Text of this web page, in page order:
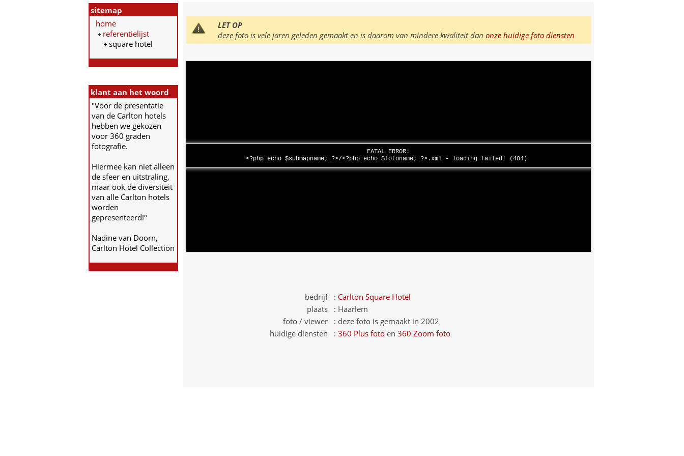
sitemap
home
referentielijst
square hotel
klant aan het woord
"Voor de presentatie
van de Carlton hotels
hebben we gekozen
voor 360 graden
fotografie.
Hiermee kan niet alleen
de sfeer en uitstraling,
maar ook de diversiteit
van alle Carlton hotels
worden
gepresenteerd!"
Nadine van Doorn,
Carlton Hotel Collection
LET OP
deze foto is vele jaren geleden gemaakt en is daarom van mindere kwaliteit dan onze huidige foto diensten
FATAL ERROR:
<?php echo $submapname; ?>/<?php echo $fotoname; ?>.xml - loading failed! (404)
bedrijf : Carlton Square Hotel
plaats : Haarlem
foto / viewer : deze foto is gemaakt in 2002
huidige diensten : 360 Plus foto en 360 Zoom foto